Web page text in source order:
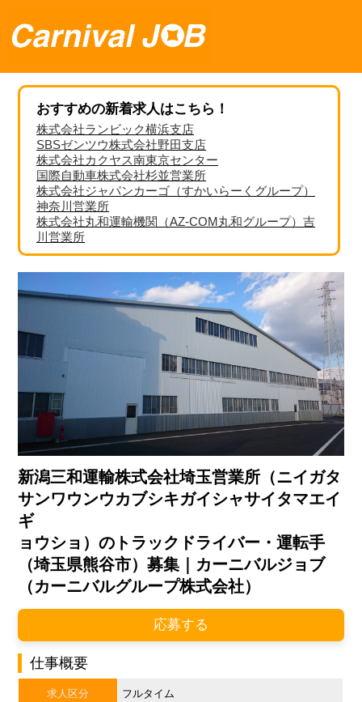
おすすめの新着求人はこちら！
株式会社ランビック横浜支店
SBSゼンツウ株式会社野田支店
株式会社カクヤス南東京センター
国際自動車株式会社杉並営業所
株式会社ジャパンカーゴ（すかいらーくグループ）
神奈川営業所
株式会社丸和運輸機関（AZ-COM丸和グループ）吉
川営業所
新潟三和運輸株式会社埼玉営業所（ニイガタ
サンワウンウカブシキガイシャサイタマエイ
ギ
ョウショ）のトラックドライバー・運転手
（埼玉県熊谷市）募集｜カーニバルジョブ
（カーニバルグループ株式会社）
応募する
仕事概要
求人区分 フルタイム